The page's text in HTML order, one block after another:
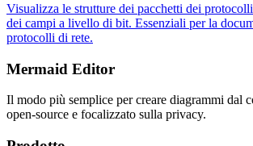
Visualizza le strutture dei pacchetti dei
dei campi a livello di bit. Essenziali per la
protocolli di rete.
Mermaid Editor
Il modo più semplice per creare diagrammi dal
open-source e focalizzato sulla privacy.